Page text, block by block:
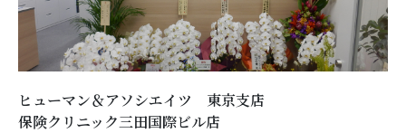
ヒューマン＆アソシエイツ 東京支店
保険クリニック三田国際ビル店